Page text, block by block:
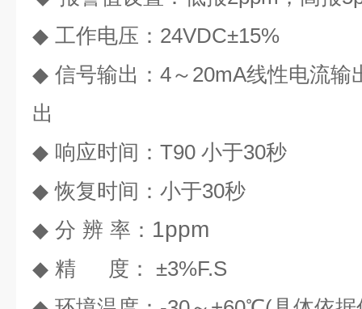
◆ 工作电压： 24VDC±15%
◆ 信号输出： 4～ 20mA线性电流输
出
◆ 响应时间： T90 小于30秒
◆ 恢复时间：小于30秒
◆ 分 辨 率： 1ppm
◆ 精 度： ±3%F.S